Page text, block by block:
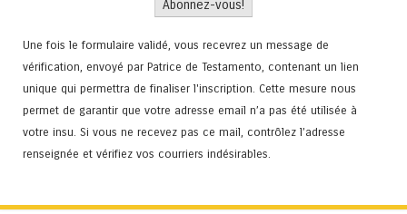
Une fois le formulaire validé, vous recevrez un message de
vérification, envoyé par Patrice de Testamento, contenant un lien
unique qui permettra de finaliser l'inscription. Cette mesure nous
permet de garantir que votre adresse email n’a pas été utilisée à
votre insu. Si vous ne recevez pas ce mail, contrôlez l’adresse
renseignée et vérifiez vos courriers indésirables.